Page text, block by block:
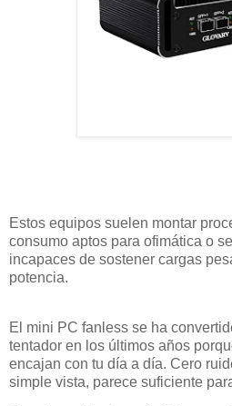
Estos equipos suelen montar
consumo aptos para ofimática o
incapaces de sostener cargas
potencia.
El mini PC fanless se ha
tentador en los últimos años
encajan con tu día a día. Cero
simple vista, parece suficiente